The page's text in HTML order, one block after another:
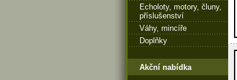
Echoloty, motory, čluny,
příslušenství
Váhy, mincíře
Doplňky
Akční nabídka